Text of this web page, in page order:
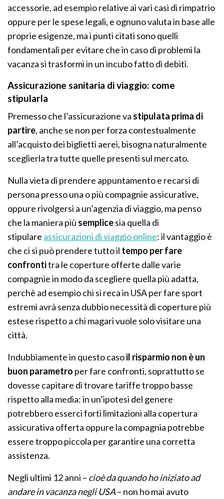
accessorie, ad esempio relative ai vari casi di rimpatrio
oppure per le spese legali, e ognuno valuta in base alle
proprie esigenze, ma i punti citati sono quelli
fondamentali per evitare che in caso di problemi la
vacanza si trasformi in un incubo fatto di debiti.
Assicurazione sanitaria di viaggio: come
stipularla
Premesso che l’assicurazione va stipulata prima di
partire, anche se non per forza contestualmente
all’acquisto dei biglietti aerei, bisogna naturalmente
sceglierla tra tutte quelle presenti sul mercato.
Nulla vieta di prendere appuntamento e recarsi di
persona presso una o più compagnie assicurative,
oppure rivolgersi a un’agenzia di viaggio, ma penso
che la maniera più semplicesia quella di
stipulare assicurazioni di viaggio online: il vantaggio è
che ci si può prendere tutto il tempo per fare
confrontitra le coperture offerte dalle varie
compagnie in modo da scegliere quella più adatta,
perchè ad esempio chi si reca in USA per fare sport
estremi avrà senza dubbio necessità di coperture più
estese rispetto a chi magari vuole solo visitare una
città.
Indubbiamente in questo casoil risparmio non è un
buon parametro per fare confronti, soprattutto se
dovesse capitare di trovare tariffe troppo basse
rispetto alla media: in un’ipotesi del genere
potrebbero esserci forti limitazioni alla copertura
assicurativa offerta oppure la compagnia potrebbe
essere troppo piccola per garantire una corretta
assistenza.
Negli ultimi 12 anni – cioè da quando ho iniziato ad
andare in vacanza negli USA– non ho mai avuto